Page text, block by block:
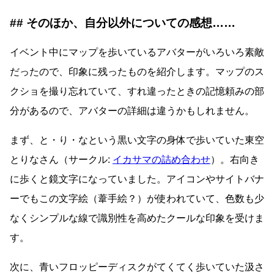
そのほか、自分以外についての感想……
イベント中にマップを歩いているアバターがいろいろ素敵
だったので、印象に残ったものを紹介します。マップのス
クショを撮り忘れていて、すれ違ったときの記憶頼みの部
分があるので、アバターの詳細は違うかもしれません。
まず、と・り・なという黒い文字の身体で歩いていた東空
とりなさん（サークル: イカサマの詰め合わせ）。右向き
に歩くと鏡文字になっていました。アイコンやサイトバナ
ーでもこの文字絵（葦手絵？）が使われていて、色数も少
なくシンプルな線で識別性を高めたクールな印象を受けま
す。
次に、青いフロッピーディスクがてくてく歩いていた汲さ